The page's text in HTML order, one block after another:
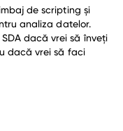
de scripting și
analiza datelor.
dacă vrei să înveți
dacă vrei să faci